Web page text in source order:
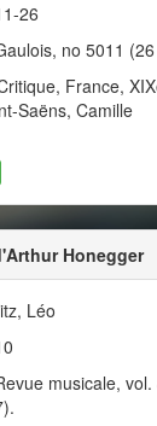
26
no 5011
France,
Saëns, Camille
Honegger
Léo
musicale,